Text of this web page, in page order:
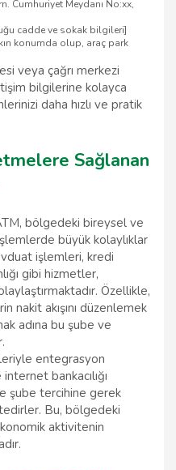
Cumhuriyet Meydanı No:xx,
cadde ve sokak bilgileri]
konumda olup, araç park
veya çağrı merkezi
bilgilerine kolayca
daha hızlı ve pratik
Sağlanan
bölgedeki bireysel ve
büyük kolaylıklar
işlemleri, kredi
gibi hizmetler,
Özellikle,
nakit akışını düzenlemek
adına bu şube ve
entegrasyon
bankacılığı
şube tercihine gerek
Bu, bölgedeki
aktivitenin